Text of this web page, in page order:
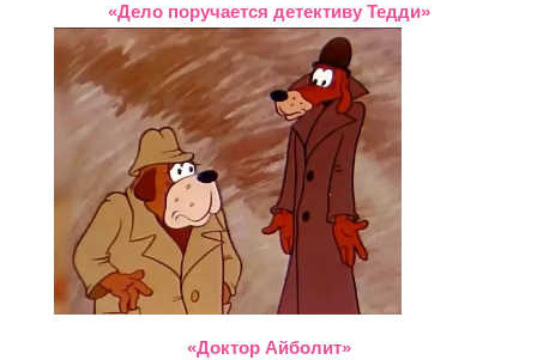
«Дело поручается детективу Тедди»
«Доктор Айболит»